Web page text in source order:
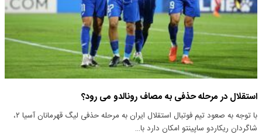
استقلال در مرحله حذفی به مصاف رونالدو می رود؟
با توجه به صعود تیم فوتبال استقلال ایران به مرحله حذفی لیگ قهرمانان آسیا ۲،
شاگردان ریکاردو ساپینتو امکان دارد با…